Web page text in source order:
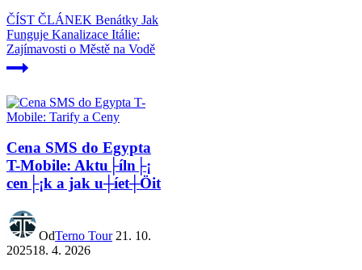
ČÍST ČLÁNEK Benátky Jak
Funguje Kanalizace Itálie:
Zajímavosti o Městě na Vodě
Cena SMS do Egypta
T-Mobile: Aktu├íln├¡
cen├¡k a jak u┼íet┼Öit
OdTerno Tour 21. 10.
202518. 4. 2026